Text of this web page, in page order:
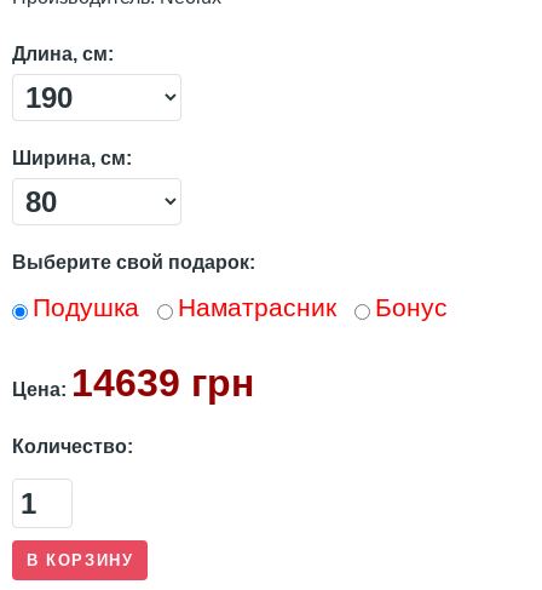
Длина, см:
Ширина, см:
Выберите свой подарок:
Подушка Наматрасник Бонус
Цена: 14639 грн
Количество: